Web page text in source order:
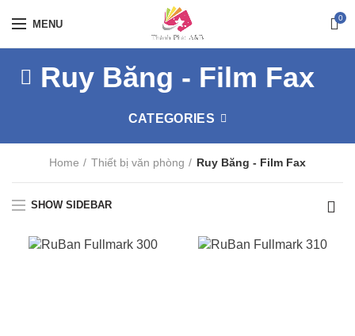
MENU 0
Ruy Băng - Film Fax
CATEGORIES
Home Thiết bị văn phòng Ruy Băng - Film Fax
SHOW SIDEBAR